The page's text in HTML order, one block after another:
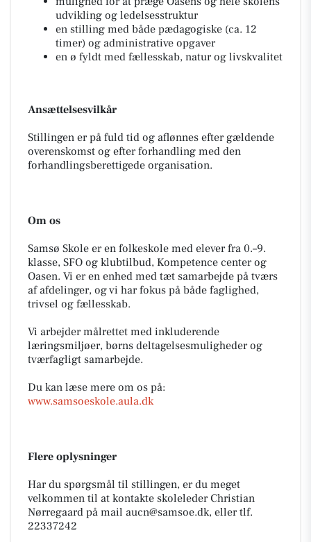
udvikling og ledelsesstruktur
en stilling med både pædagogiske (ca. 12
timer) og administrative opgaver
en ø fyldt med fællesskab, natur og livskvalitet
Ansættelsesvilkår
Stillingen er på fuld tid og aflønnes efter gældende
overenskomst og efter forhandling med den
forhandlingsberettigede organisation.
Om os
Samsø Skole er en folkeskole med elever fra 0.–9.
klasse, SFO og klubtilbud, Kompetence center og
Oasen. Vi er en enhed med tæt samarbejde på tværs
af afdelinger, og vi har fokus på både faglighed,
trivsel og fællesskab.
Vi arbejder målrettet med inkluderende
læringsmiljøer, børns deltagelsesmuligheder og
tværfagligt samarbejde.
Du kan læse mere om os på:
www.samsoeskole.aula.dk
Flere oplysninger
Har du spørgsmål til stillingen, er du meget
velkommen til at kontakte skoleleder Christian
Nørregaard på mail aucn@samsoe.dk, eller tlf.
22337242